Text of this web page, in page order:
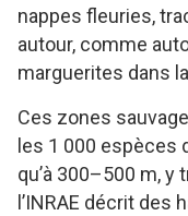
nappes fleuries,
autour, comme
marguerites dans
Ces zones
les 1 000 espèces
qu’à 300–500 m, y
l’INRAE décrit des